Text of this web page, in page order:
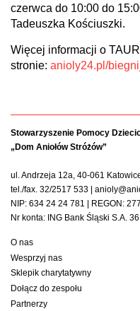
czerwca do 10:00 do
Tadeuszka Kościuszki.
Więcej informacji o
stronie: anioly24.pl/
Stowarzyszenie Pomocy
„Dom Aniołów Stróżów”
ul. Andrzeja 12a, 40-061
tel./fax. 32/2517 533 |
NIP: 634 24 24 781 | REGON:
Nr konta: ING Bank Śląski S.A.
O nas
Wesprzyj nas
Sklepik charytatywny
Dołącz do zespołu
Partnerzy